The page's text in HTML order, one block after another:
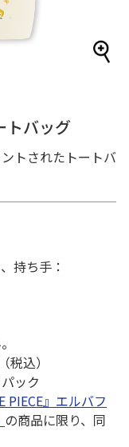
トバッグ
トされたトートバ
持ち手：
込）
ック
PIECE』エルバフ
の商品に限り、同